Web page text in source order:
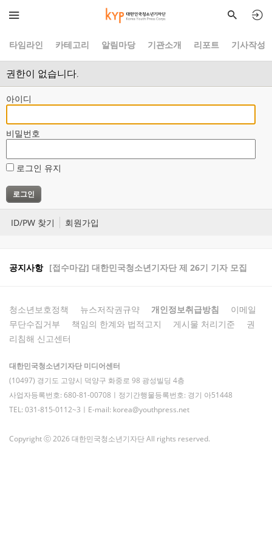
타임라인 카테고리 알림마당 기관소개 리포트 기사작성
권한이 없습니다.
아이디
비밀번호
로그인 유지
ID/PW 찾기 회원가입
공지사항 [접수마감] 대한민국청소년기자단 제 26기 기자 모집
청소년보호정책 뉴스저작권규약 개인정보취급방침
이메일
무단수집거부
책임의 한계와 법적고지 게시물 처리기준
권
리침해 신고센터
대한민국청소년기자단 미디어센터
(10497) 경기도 고양시 덕양구 화중로 98 광성빌딩 4층
사업자등록번호: 680-81-00708ㅣ정기간행물등록번호: 경기 아51448
TEL: 031-815-0112~3ㅣE-mail: korea@youthpress.net
Copyright ⓒ 2026 대한민국청소년기자단 All rights reserved.